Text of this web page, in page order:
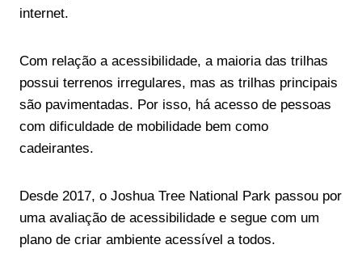
internet.
Com relação a acessibilidade, a maioria das trilhas
possui terrenos irregulares, mas as trilhas principais
são pavimentadas. Por isso, há acesso de pessoas
com dificuldade de mobilidade bem como
cadeirantes.
Desde 2017, o Joshua Tree National Park passou por
uma avaliação de acessibilidade e segue com um
plano de criar ambiente acessível a todos.